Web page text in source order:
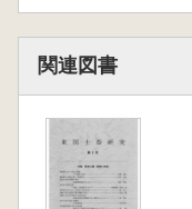
関連図書